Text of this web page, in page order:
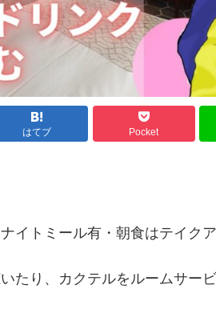
はてブ Pocket
イトミール有・朝食はテイク
たり、カクテルをルームサー